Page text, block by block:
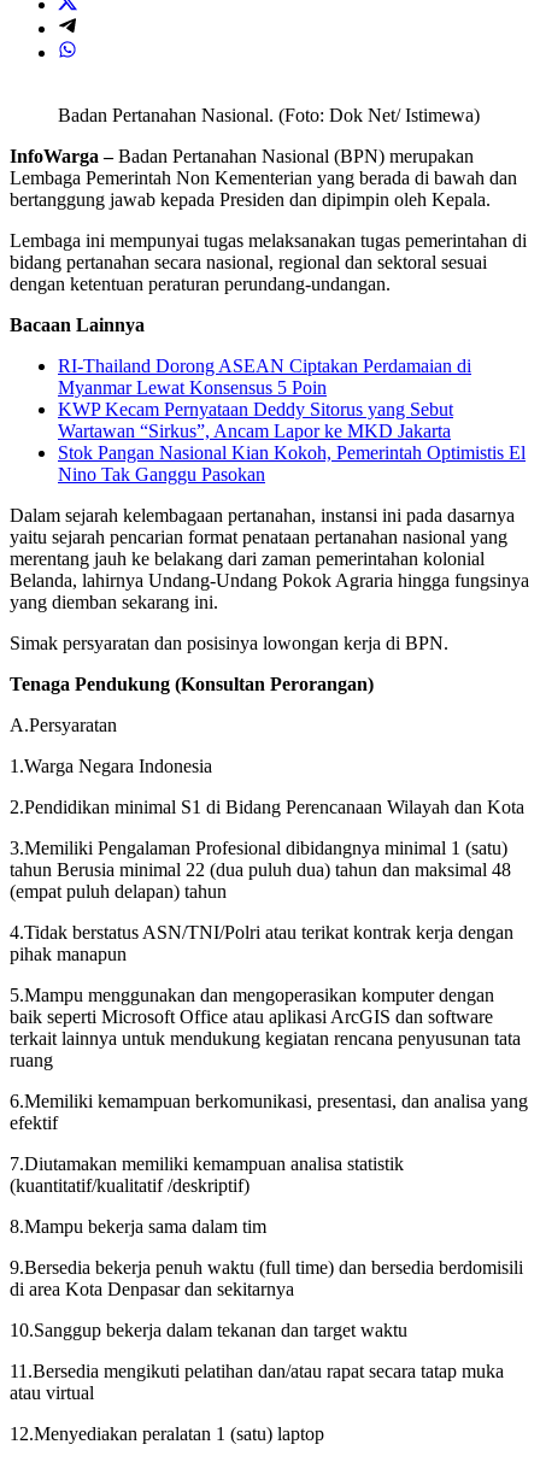
Badan Pertanahan Nasional. (Foto: Dok Net/ Istimewa)
InfoWarga –Badan Pertanahan Nasional (BPN) merupakan
Lembaga Pemerintah Non Kementerian yang berada di bawah dan
bertanggung jawab kepada Presiden dan dipimpin oleh Kepala.
Lembaga ini mempunyai tugas melaksanakan tugas pemerintahan di
bidang pertanahan secara nasional, regional dan sektoral sesuai
dengan ketentuan peraturan perundang-undangan.
Bacaan Lainnya
RI-Thailand Dorong ASEAN Ciptakan Perdamaian di
Myanmar Lewat Konsensus 5 Poin
KWP Kecam Pernyataan Deddy Sitorus yang Sebut
Wartawan “Sirkus”, Ancam Lapor ke MKD Jakarta
Stok Pangan Nasional Kian Kokoh, Pemerintah Optimistis El
Nino Tak Ganggu Pasokan
Dalam sejarah kelembagaan pertanahan, instansi ini pada dasarnya
yaitu sejarah pencarian format penataan pertanahan nasional yang
merentang jauh ke belakang dari zaman pemerintahan kolonial
Belanda, lahirnya Undang-Undang Pokok Agraria hingga fungsinya
yang diemban sekarang ini.
Simak persyaratan dan posisinya lowongan kerja di BPN.
Tenaga Pendukung (Konsultan Perorangan)
A.Persyaratan
1.Warga Negara Indonesia
2.Pendidikan minimal S1 di Bidang Perencanaan Wilayah dan Kota
3.Memiliki Pengalaman Profesional dibidangnya minimal 1 (satu)
tahun Berusia minimal 22 (dua puluh dua) tahun dan maksimal 48
(empat puluh delapan) tahun
4.Tidak berstatus ASN/TNI/Polri atau terikat kontrak kerja dengan
pihak manapun
5.Mampu menggunakan dan mengoperasikan komputer dengan
baik seperti Microsoft Office atau aplikasi ArcGIS dan software
terkait lainnya untuk mendukung kegiatan rencana penyusunan tata
ruang
6.Memiliki kemampuan berkomunikasi, presentasi, dan analisa yang
efektif
7.Diutamakan memiliki kemampuan analisa statistik
(kuantitatif/kualitatif /deskriptif)
8.Mampu bekerja sama dalam tim
9.Bersedia bekerja penuh waktu (full time) dan bersedia berdomisili
di area Kota Denpasar dan sekitarnya
10.Sanggup bekerja dalam tekanan dan target waktu
11.Bersedia mengikuti pelatihan dan/atau rapat secara tatap muka
atau virtual
12.Menyediakan peralatan 1 (satu) laptop